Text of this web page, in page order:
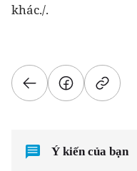
khác./.
Ý kiến của bạn